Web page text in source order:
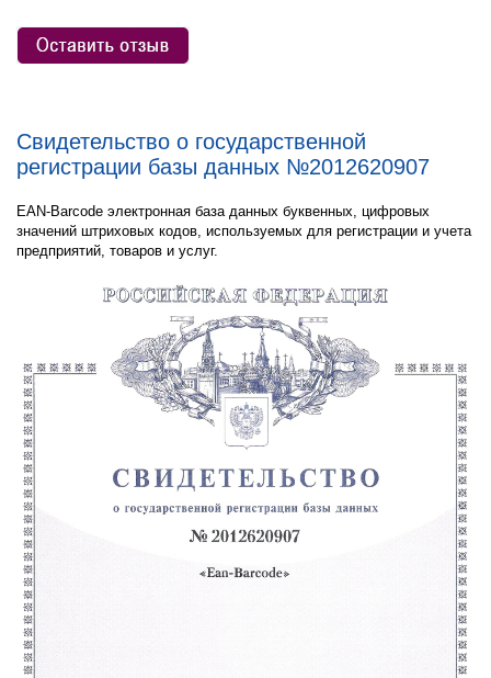
Свидетельство о государственной
регистрации базы данных №2012620907
EAN-Barcode электронная база данных буквенных, цифровых
значений штриховых кодов, используемых для регистрации и учета
предприятий, товаров и услуг.